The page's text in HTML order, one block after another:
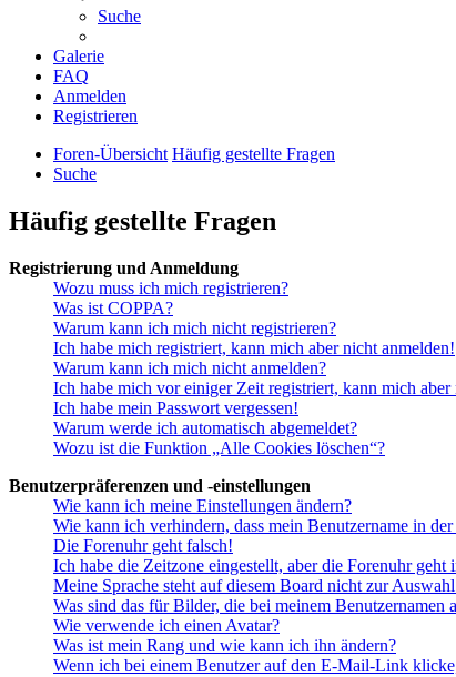
Suche
Galerie
FAQ
Anmelden
Registrieren
Foren-Übersicht Häufig gestellte Fragen
Suche
Häufig gestellte Fragen
Registrierung und Anmeldung
Wozu muss ich mich registrieren?
Was ist COPPA?
Warum kann ich mich nicht registrieren?
Ich habe mich registriert, kann mich aber nicht anmelden!
Warum kann ich mich nicht anmelden?
Ich habe mich vor einiger Zeit registriert, kann mich aber
Ich habe mein Passwort vergessen!
Warum werde ich automatisch abgemeldet?
Wozu ist die Funktion „Alle Cookies löschen“?
Benutzerpräferenzen und -einstellungen
Wie kann ich meine Einstellungen ändern?
Wie kann ich verhindern, dass mein Benutzername in
Die Forenuhr geht falsch!
Ich habe die Zeitzone eingestellt, aber die Forenuhr geht
Meine Sprache steht auf diesem Board nicht zur
Was sind das für Bilder, die bei meinem Benutzernamen
Wie verwende ich einen Avatar?
Was ist mein Rang und wie kann ich ihn ändern?
Wenn ich bei einem Benutzer auf den E-Mail-Link